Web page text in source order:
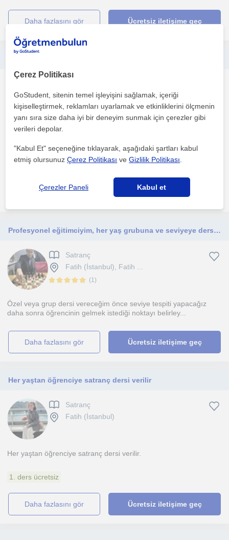
daha fazlasını gör Ücretsiz iletişime geç
İstanbul
1630 FIDE ELO'ya sahip, özel ders tecrübesi olan Biyoloji Yüksek
1. ders ücretsiz
daha fazlasını gör Ücretsiz iletişime geç
Profesyonel eğitimciyim, her yaş grubuna ve seviyeye ders veriyorum satranç kitabı yazdım
Satranç
Fatih (İstanbul), Fatih ...
(1)
Özel veya grup dersi vereceğim önce seviye tespiti yapacağız
daha sonra öğrencinin gelmek istediği noktayı belirley...
daha fazlasını gör Ücretsiz iletişime geç
Her yaştan öğrenciye satranç dersi verilir
Satranç
Fatih (İstanbul)
Her yaştan öğrenciye satranç dersi verilir.
1. ders ücretsiz
daha fazlasını gör Ücretsiz iletişime geç
Çerez Politikası
GoStudent, sitenin temel işleyişini sağlamak, içeriği
kişiselleştirmek, reklamları uyarlamak ve etkinliklerini ölçmenin
yanı sıra size daha iyi bir deneyim sunmak için çerezler gibi
verileri depolar.
"Kabul Et" seçeneğine tıklayarak, aşağıdaki şartları kabul
etmiş olursunuzÇerez Politikası veGizlilik Politikası
Çerezler Paneli Kabul et